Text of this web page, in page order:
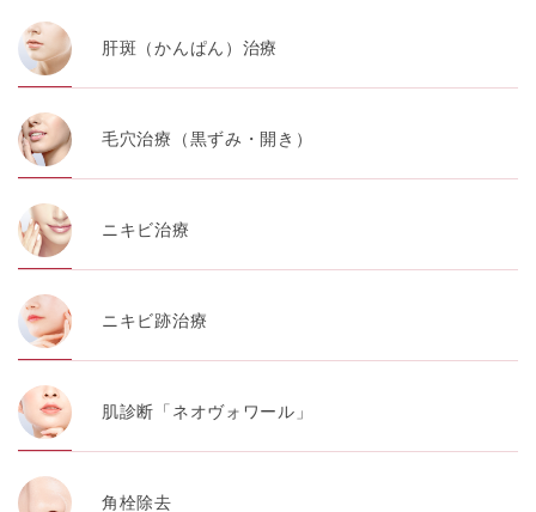
肝斑（かんぱん）治療
毛穴治療（黒ずみ・開き）
ニキビ治療
ニキビ跡治療
肌診断「ネオヴォワール」
角栓除去